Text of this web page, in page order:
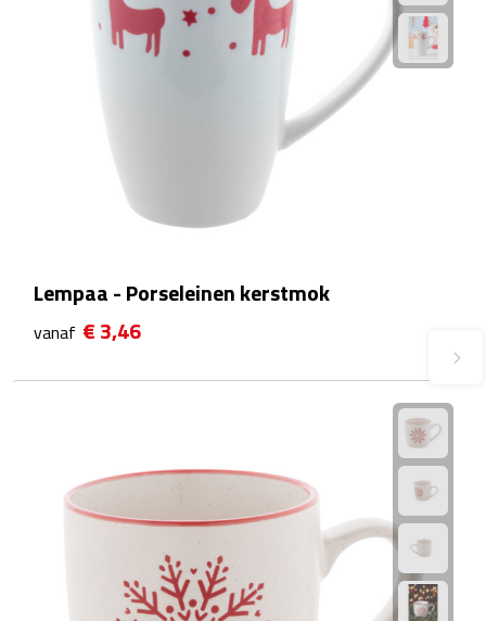
Sportflessen
Waterflessen
Drinkglazen
Dubbelwandige glazen
Bierglazen
Cocktailglazen
Koffieglazen
Lempaa - Porseleinen kerstmok
vanaf € 3,46